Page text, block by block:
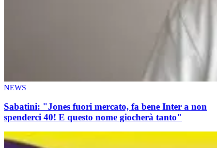
NEWS
Sabatini: "Jones fuori mercato, fa bene Inter a non
spenderci 40! E questo nome giocherà tanto"